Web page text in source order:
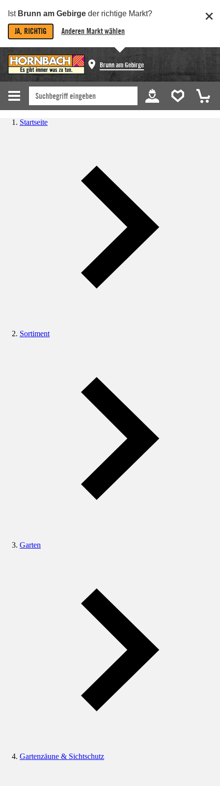
Ist Brunn am Gebirge der richtige Markt?
JA, RICHTIG Anderen Markt wählen
Brunn am Gebirge
Startseite
Sortiment
Garten
Gartenzäune & Sichtschutz